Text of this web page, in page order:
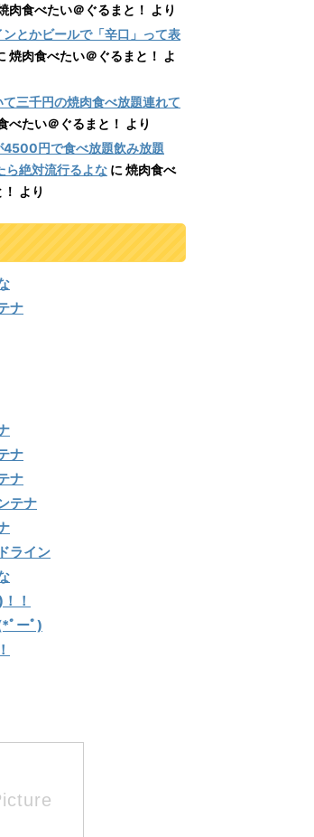
肉食べたい＠ぐるまと！ より
ンとかビールで「辛口」って表
焼肉食べたい＠ぐるまと！ よ
三千円の焼肉食べ放題連れて
べたい＠ぐるまと！ より
4500円で食べ放題飲み放題
絶対流行るよな に 焼肉食べ
より
ナ
ナ
ナ
テナ
ライン
！
ﾟーﾟ)